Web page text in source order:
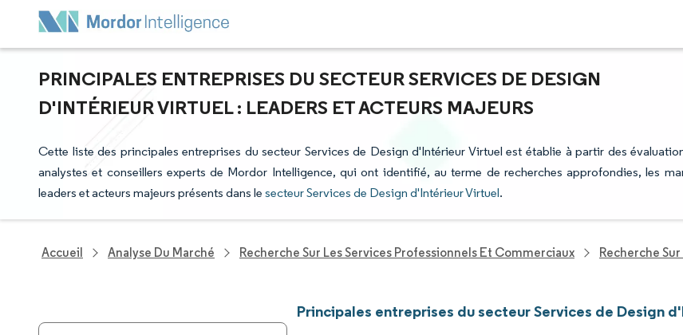
PRINCIPALES ENTREPRISES DU SECTEUR SERVICES DE DESIGN
D'INTÉRIEUR VIRTUEL : LEADERS ET ACTEURS MAJEURS
Cette liste des principales entreprises du secteur Services de Design d'Intérieur Virtuel est établie à partir des
analystes et conseillers experts de Mordor Intelligence, qui ont identifié, au terme de recherches approfondies, les
leaders et acteurs majeurs présents dans le secteur Services de Design d'Intérieur Virtuel.
Accueil Analyse Du Marché Recherche Sur Les Services Professionnels Et Commerciaux Recherche
Principales entreprises du secteur Services de Design